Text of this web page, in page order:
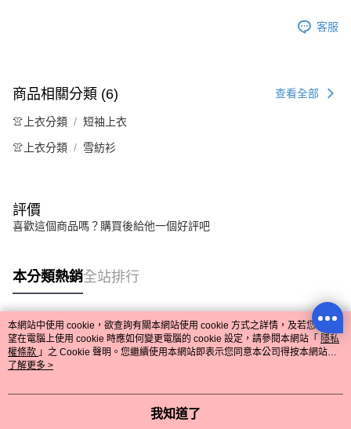
客服
商品相關分類 (6) 查看全部
👚上衣分類 短袖上衣
👚上衣分類 雪紡衫
評價
喜歡這個商品嗎？購買後給他一個好評吧
本分類熱銷全站排行
熱門標籤
本網站中使用 cookie，欲查詢有關本網站使用 cookie 方式之詳情，及若您不希
望在電腦上使用 cookie 時應如何變更電腦的 cookie 設定，請參閱本網站「 隱私
權條款 」之 Cookie 聲明。您繼續使用本網站即表示您同意本公司得按本網站使
用條款之 Cookie 聲明使用 cookie。
了解更多 >
我知道了